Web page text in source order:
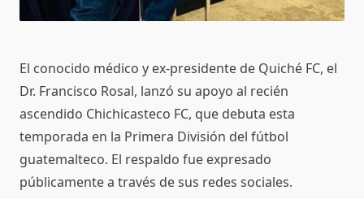
El conocido médico y ex‑presidente de Quiché FC, el
Dr. Francisco Rosal, lanzó su apoyo al recién
ascendido Chichicasteco FC, que debuta esta
temporada en la Primera División del fútbol
guatemalteco. El respaldo fue expresado
públicamente a través de sus redes sociales.